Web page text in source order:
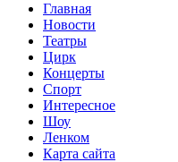
Главная
Новости
Театры
Цирк
Концерты
Спорт
Интересное
Шоу
Ленком
Карта сайта